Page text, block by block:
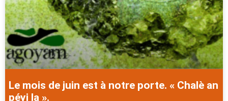
Le mois de juin est à notre porte. « Chalè an
péyi la ».